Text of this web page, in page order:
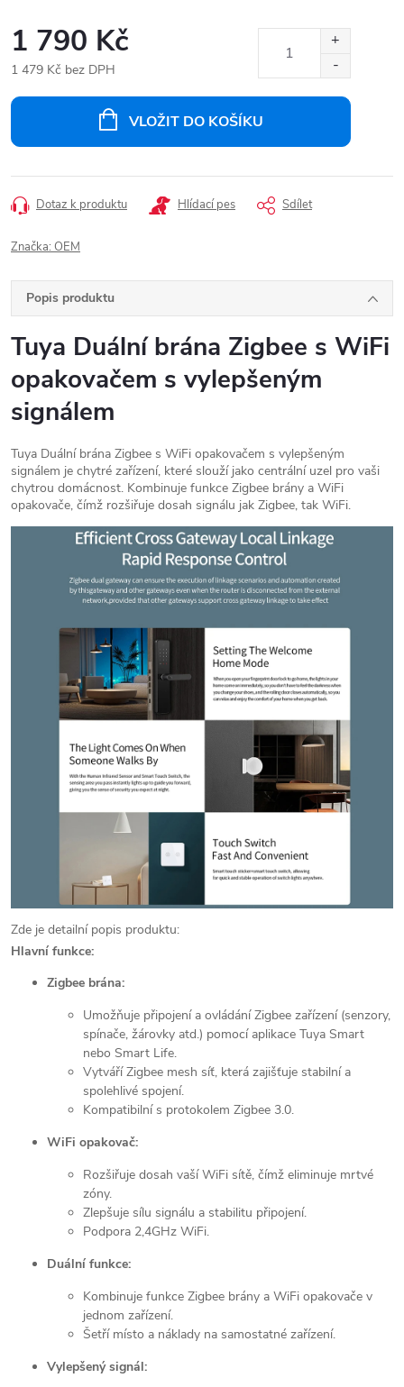
1 790 Kč
1 479 Kč bez DPH
VLOŽIT DO KOŠÍKU
Dotaz k produktu Hlídací pes Sdílet
Značka: OEM
Popis produktu
Tuya Duální brána Zigbee s WiFi
opakovačem s vylepšeným
signálem
Tuya Duální brána Zigbee s WiFi opakovačem s vylepšeným
signálem je chytré zařízení, které slouží jako centrální uzel pro vaši
chytrou domácnost. Kombinuje funkce Zigbee brány a WiFi
opakovače, čímž rozšiřuje dosah signálu jak Zigbee, tak WiFi.
Zde je detailní popis produktu:
Hlavní funkce:
Zigbee brána:
Umožňuje připojení a ovládání Zigbee zařízení (senzory,
spínače, žárovky atd.) pomocí aplikace Tuya Smart
nebo Smart Life.
Vytváří Zigbee mesh síť, která zajišťuje stabilní a
spolehlivé spojení.
Kompatibilní s protokolem Zigbee 3.0.
WiFi opakovač:
Rozšiřuje dosah vaší WiFi sítě, čímž eliminuje mrtvé
zóny.
Zlepšuje sílu signálu a stabilitu připojení.
Podpora 2,4GHz WiFi.
Duální funkce:
Kombinuje funkce Zigbee brány a WiFi opakovače v
jednom zařízení.
Šetří místo a náklady na samostatné zařízení.
Vylepšený signál: